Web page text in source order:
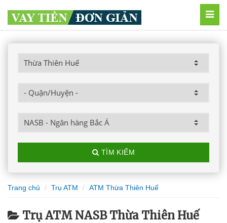
TÌM KIẾM
Trang chủ Trụ ATM ATM Thừa Thiên Huế
Trụ ATM NASB Thừa Thiên Huế